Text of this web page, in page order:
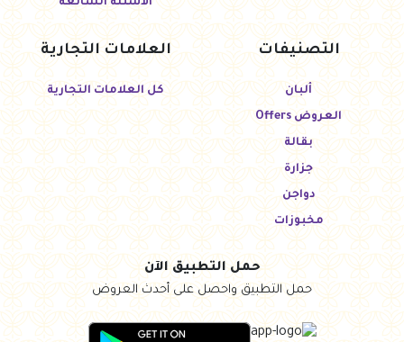
التصنيفات
ألبان
العروض Offers
بقالة
جزارة
دواجن
مخبوزات
العلامات التجارية
كل العلامات التجارية
حمل التطبيق الآن
حمل التطبيق واحصل على أحدث العروض